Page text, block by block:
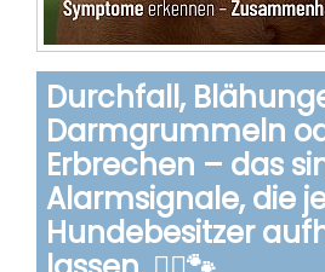
Durchfall,
Darmgrummeln
Erbrechen – das
Alarmsignale, die
Hundebesitzer